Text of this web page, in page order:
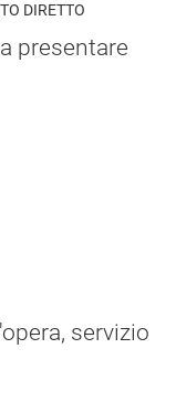
DIRETTO
presentare
servizio